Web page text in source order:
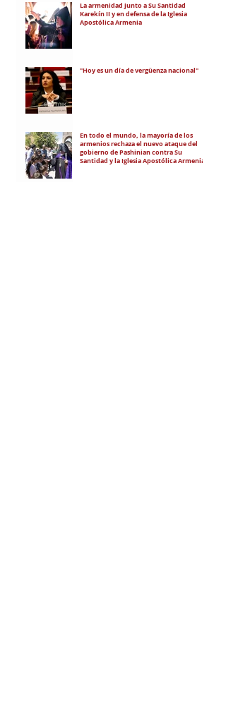
La armenidad junto a Su Santidad
Karekín II y en defensa de la Iglesia
Apostólica Armenia
"Hoy es un día de vergüenza nacional"
En todo el mundo, la mayoría de los
armenios rechaza el nuevo ataque del
gobierno de Pashinian contra Su
Santidad y la Iglesia Apostólica Armenia